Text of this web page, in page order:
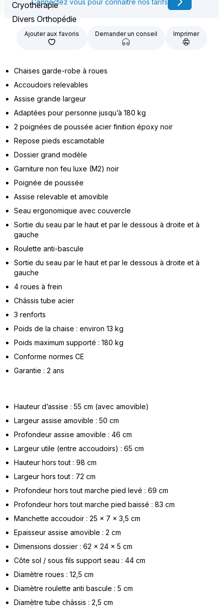
Cryothérapie
Divers Orthopédie
Connectez vous pour connaître nos tarifs
Ajouter aux favoris Demander un conseil Imprimer
Chaises garde-robe à roues
Accoudoirs relevables
Assise grande largeur
Adaptées pour personne jusqu’à 180 kg
2 poignées de poussée acier finition époxy noir
Repose pieds escamotable
Dossier grand modèle
Garniture non feu luxe (M2) noir
Poignée de poussée
Assise relevable et amovible
Seau ergonomique avec couvercle
Sortie du seau par le haut et par le dessous à droite et à
gauche
Roulette anti-bascule
Sortie du seau par le haut et par le dessous à droite et à
gauche
4 roues à frein
Châssis tube acier
3 renforts
Poids de la chaise : environ 13 kg
Poids maximum supporté : 180 kg
Conforme normes CE
Garantie : 2 ans
Hauteur d’assise : 55 cm (avec amovible)
Largeur assise amovible : 50 cm
Profondeur assise amovible : 46 cm
Largeur utile (entre accoudoirs) : 65 cm
Hauteur hors tout : 98 cm
Largeur hors tout : 72 cm
Profondeur hors tout marche pied levé : 69 cm
Profondeur hors tout marche pied baissé : 83 cm
Manchette accoudoir : 25 x 7 x 3,5 cm
Epaisseur assise amovible : 2 cm
Dimensions dossier : 62 x 24 x 5 cm
Côte sol / sous fils support seau : 44 cm
Diamètre roues : 12,5 cm
Diamètre roulette anti bascule : 5 cm
Diamètre tube châssis : 2,5 cm